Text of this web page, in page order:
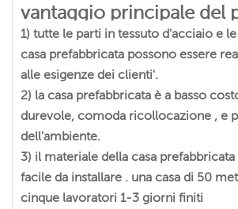
vantaggio principale del
1) tutte le parti in tessuto d'acciaio e
casa prefabbricata possono essere
alle esigenze dei clienti'.
2) la casa prefabbricata è a basso
durevole, comoda ricollocazione , e
dell'ambiente.
3) il materiale della casa
facile da installare . una casa di 50
cinque lavoratori 1-3 giorni finiti